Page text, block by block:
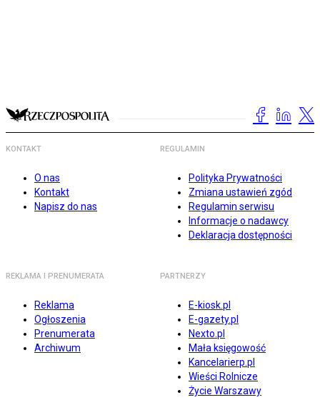
KONTAKT
O nas
Kontakt
Napisz do nas
REGULAMIN
Polityka Prywatności
Zmiana ustawień zgód
Regulamin serwisu
Informacje o nadawcy
Deklaracja dostępności
REKLAMA I PRENUMERATA
Reklama
Ogłoszenia
Prenumerata
Archiwum
PARTNERZY
E-kiosk.pl
E-gazety.pl
Nexto.pl
Mała księgowość
Kancelarierp.pl
Wieści Rolnicze
Życie Warszawy